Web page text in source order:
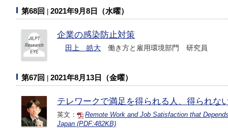
第68回 2021年9月8日（水曜）
企業の感染防止対策
田上 皓大 働き方と雇用環境部門 研究員
第67回 2021年8月13日（金曜）
テレワークで満足を得られる人、得られな
英文：
Remote Work and Job Satisfaction that
Japan (PDF:482KB)